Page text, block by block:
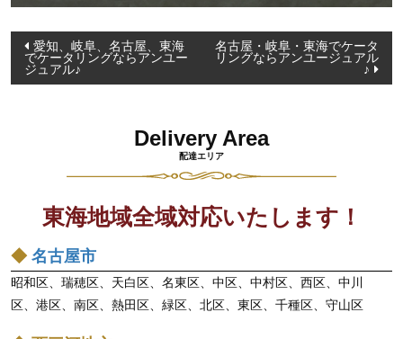
投
稿
ン
愛知、岐阜、名古屋、東海
でケータリングならアンユー
ジュアル♪
名古屋・岐阜・東海でケータ
リングならアンユージュアル
♪
Delivery Area
配達エリア
東海地域全域対応いたします！
◆ 名古屋市
昭和区、瑞穂区、天白区、名東区、中区、中村区、西区、中川
区、港区、南区、熱田区、緑区、北区、東区、千種区、守山区